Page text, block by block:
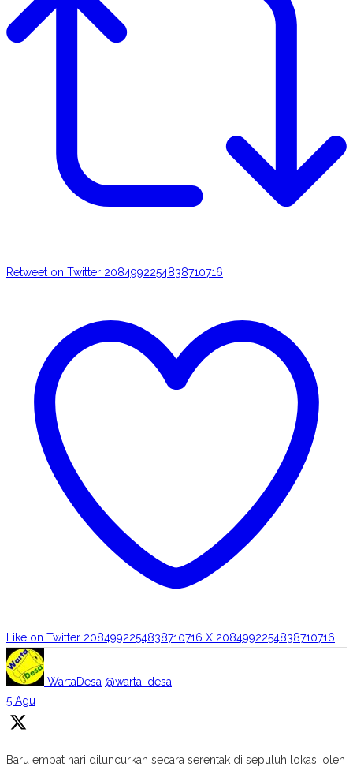
Retweet on Twitter 2084992254838710716
Like on Twitter 2084992254838710716 X 2084992254838710716
WartaDesa @warta_desa ·
5 Agu
Baru empat hari diluncurkan secara serentak di sepuluh lokasi oleh